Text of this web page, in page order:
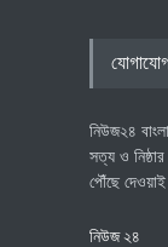
নিউজ২৪
সত্য ও
পৌঁছে
নিউজ ২৪